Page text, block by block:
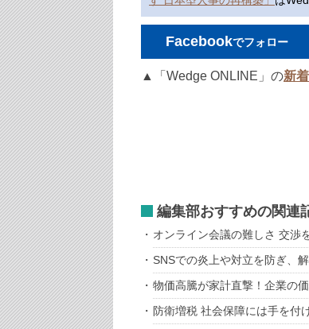
Facebookでフォロー
▲「Wedge ONLINE」の新
編集部おすすめの関連
オンライン会議の難しさ 交渉
SNSでの炎上や対立を防ぎ、
物価高騰が家計直撃！企業の
防衛増税 社会保障には手を付